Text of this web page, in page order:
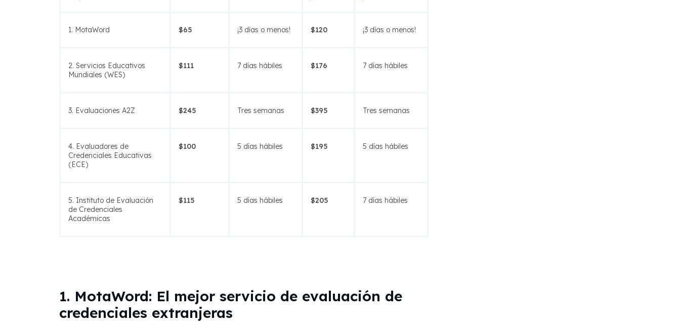
1. MotaWord $65 ¡3 días o menos! $120 ¡3 días o menos!
2. Servicios Educativos
Mundiales (WES)
$111 7 días hábiles $176 7 días hábiles
3. Evaluaciones A2Z $245 Tres semanas $395 Tres semanas
4. Evaluadores de
Credenciales Educativas
(ECE)
$100 5 días hábiles $195 5 días hábiles
5. Instituto de Evaluación
de Credenciales
Académicas
$115 5 días hábiles $205 7 días hábiles
1. MotaWord: El mejor servicio de evaluación de
credenciales extranjeras